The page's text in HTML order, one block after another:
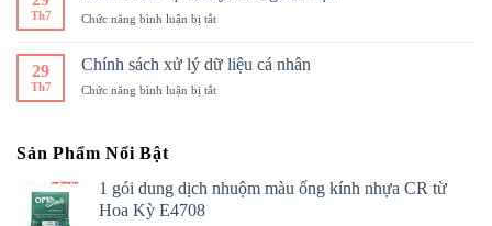
420
Toán
Th7 Chức năng bình luận bị tắtở
vận
chuyển
29
Th7
Chính sách xử lý dữ liệu cá nhân
Chức năng bình luận bị tắtở
dữ
Sản Phẩm Nổi Bật
1 gói dung dịch nhuộm màu ống kính nhựa CR từ
Hoa Kỳ E4708